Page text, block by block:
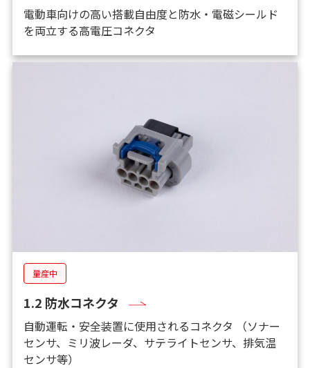
電動車向けの高い搭載自由度と防水・電磁シールド
を両立する高電圧コネクタ
量産中
1.2 防水コネクタ
自動運転・安全装置に使用されるコネクタ （ソナー
センサ、ミリ波レーダ、サテライトセンサ、排気温
センサ等）